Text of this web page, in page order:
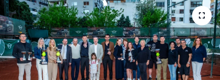
POLİTİKA
SAĞLIK
SPOR